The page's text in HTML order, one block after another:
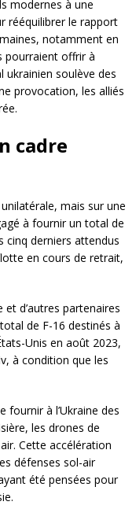
modernes à une
rééquilibrer le rapport
notamment en
pourraient offrir à
ukrainien soulève des
provocation, les alliés
cadre
mais sur une
à fournir un total de
cinq derniers attendus
en cours de retrait,
d’autres partenaires
de F-16 destinés à
Unis en août 2023,
à condition que les
fournir à l’Ukraine des
les drones de
Cette accélération
défenses sol-air
été pensées pour